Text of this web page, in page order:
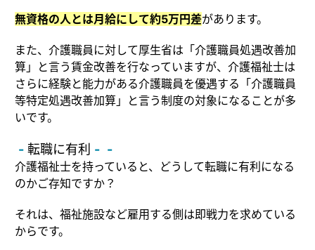
無資格の人とは月給にして約5万円差があります。
また、介護職員に対して厚生省は「介護職員処遇改善加
算」と言う賃金改善を行なっていますが、介護福祉士は
さらに経験と能力がある介護職員を優遇する「介護職員
等特定処遇改善加算」と言う制度の対象になることが多
いです。
転職に有利
介護福祉士を持っていると、どうして転職に有利になる
のかご存知ですか？
それは、福祉施設など雇用する側は即戦力を求めている
からです。